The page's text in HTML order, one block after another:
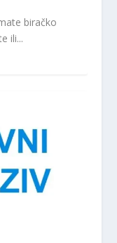
biračko
ili...